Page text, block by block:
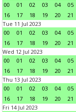
00
01 02 03 04 05
16
17 18 19 20 21
Tue 11 Jul 2023
00
01 02 03 04 05
16
17 18 19 20 21
Wed 12 Jul 2023
00
01 02 03 04 05
16
17 18 19 20 21
Thu 13 Jul 2023
00
01 02 03 04 05
16
17 18 19 20 21
Fri 14 Jul 2023